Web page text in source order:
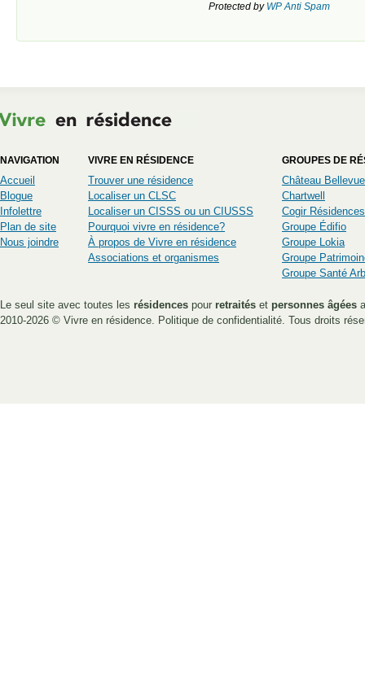
Protected by WP Anti Spam
NAVIGATION
Accueil
Blogue
Infolettre
Plan de site
Nous joindre
VIVRE EN RÉSIDENCE
Trouver une résidence
Localiser un CLSC
Localiser un CISSS ou un CIUSSS
Pourquoi vivre en résidence?
À propos de Vivre en résidence
Associations et organismes
GROUPES DE
Château Bellevue
Chartwell
Cogir Résidences
Groupe Édifio
Groupe Lokia
Groupe
Groupe Santé
Le seul site avec toutes les résidences pour retraités et personnes âgées
2010-2026 © Vivre en résidence. Politique de confidentialité. Tous droits